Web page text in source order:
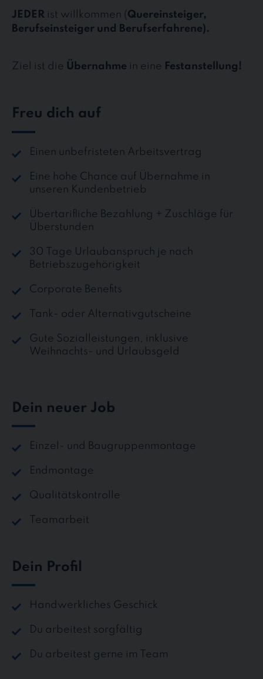
JEDER ist willkommen (Quereinsteiger,
Berufseinsteiger und Berufserfahrene).
Ziel ist die Übernahme in eine Festanstellung!
Freu dich auf
Einen unbefristeten Arbeitsvertrag
Eine hohe Chance auf Übernahme in
unseren Kundenbetrieb
Übertarifliche Bezahlung + Zuschläge für
Überstunden
30 Tage Urlaubanspruch je nach
Betriebszugehörigkeit
Corporate Benefits
Tank- oder Alternativgutscheine
Gute Sozialleistungen, inklusive
Weihnachts- und Urlaubsgeld
Dein neuer Job
Einzel- und Baugruppenmontage
Endmontage
Qualitätskontrolle
Teamarbeit
Dein Profil
Handwerkliches Geschick
Du arbeitest sorgfältig
Du arbeitest gerne im Team